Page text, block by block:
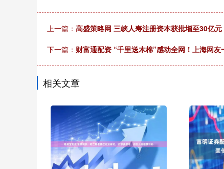
上一篇： 高盛策略网 三峡人寿注册资本获批增至30亿元
下一篇： 财富通配资 “千里送木棉”感动全网！上海网
相关文章